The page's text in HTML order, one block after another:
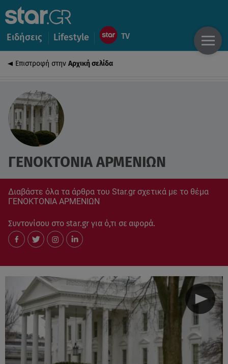
Ειδήσεις Lifestyle
Επιστροφή στην Αρχική σελίδα
ΓΕΝΟΚΤΟΝΙΑ ΑΡΜΕΝΙΩΝ
Διαβάστε όλα τα άρθρα του Star.gr σχετικά με το θέμα
ΓΕΝΟΚΤΟΝΙΑ ΑΡΜΕΝΙΩΝ
Συντονίσου στο star.gr για ό,τι σε αφορά.